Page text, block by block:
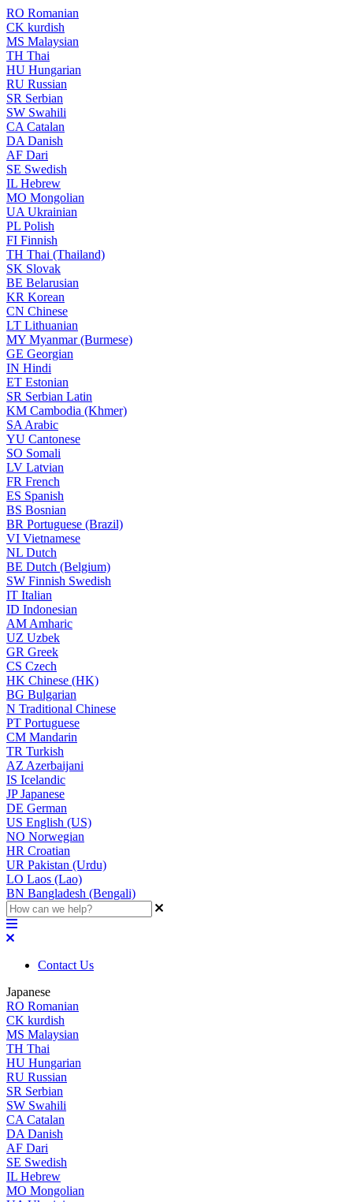
RO Romanian
CK kurdish
MS Malaysian
TH Thai
HU Hungarian
RU Russian
SR Serbian
SW Swahili
CA Catalan
DA Danish
AF Dari
SE Swedish
IL Hebrew
MO Mongolian
UA Ukrainian
PL Polish
FI Finnish
TH Thai (Thailand)
SK Slovak
BE Belarusian
KR Korean
CN Chinese
LT Lithuanian
MY Myanmar (Burmese)
GE Georgian
IN Hindi
ET Estonian
SR Serbian Latin
KM Cambodia (Khmer)
SA Arabic
YU Cantonese
SO Somali
LV Latvian
FR French
ES Spanish
BS Bosnian
BR Portuguese (Brazil)
VI Vietnamese
NL Dutch
BE Dutch (Belgium)
SW Finnish Swedish
IT Italian
ID Indonesian
AM Amharic
UZ Uzbek
GR Greek
CS Czech
HK Chinese (HK)
BG Bulgarian
N Traditional Chinese
PT Portuguese
CM Mandarin
TR Turkish
AZ Azerbaijani
IS Icelandic
JPJapanese
DE German
US English (US)
NO Norwegian
HR Croatian
UR Pakistan (Urdu)
LO Laos (Lao)
BN Bangladesh (Bengali)
Contact Us
Japanese
RO Romanian
CK kurdish
MS Malaysian
TH Thai
HU Hungarian
RU Russian
SR Serbian
SW Swahili
CA Catalan
DA Danish
AF Dari
SE Swedish
IL Hebrew
MO Mongolian